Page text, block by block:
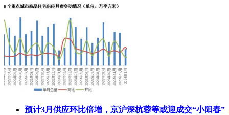
预计3月供应环比倍增，京沪深杭蓉等或迎成交“小阳春”